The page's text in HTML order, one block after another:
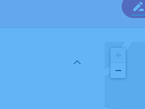
−